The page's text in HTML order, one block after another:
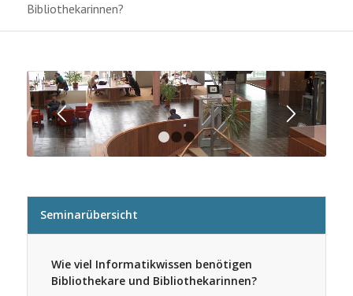
Bibliothekarinnen?
1 2 3
Seminarübersicht
Wie viel Informatikwissen benötigen
Bibliothekare und Bibliothekarinnen?